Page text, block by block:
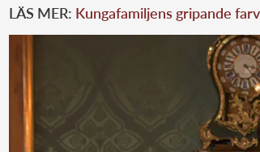
LÄS MER: Kungafamiljens gripande